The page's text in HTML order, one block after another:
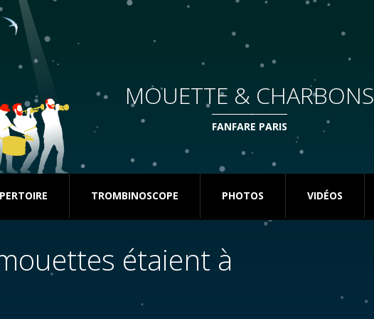
MOUETTE & CHARBONS
FANFARE PARIS
TROMBINOSCOPE PHOTOS VIDÉOS
étaient à